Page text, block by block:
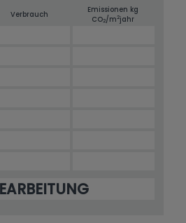
Verbrauch
Emissionen kg
CO2/m2jahr